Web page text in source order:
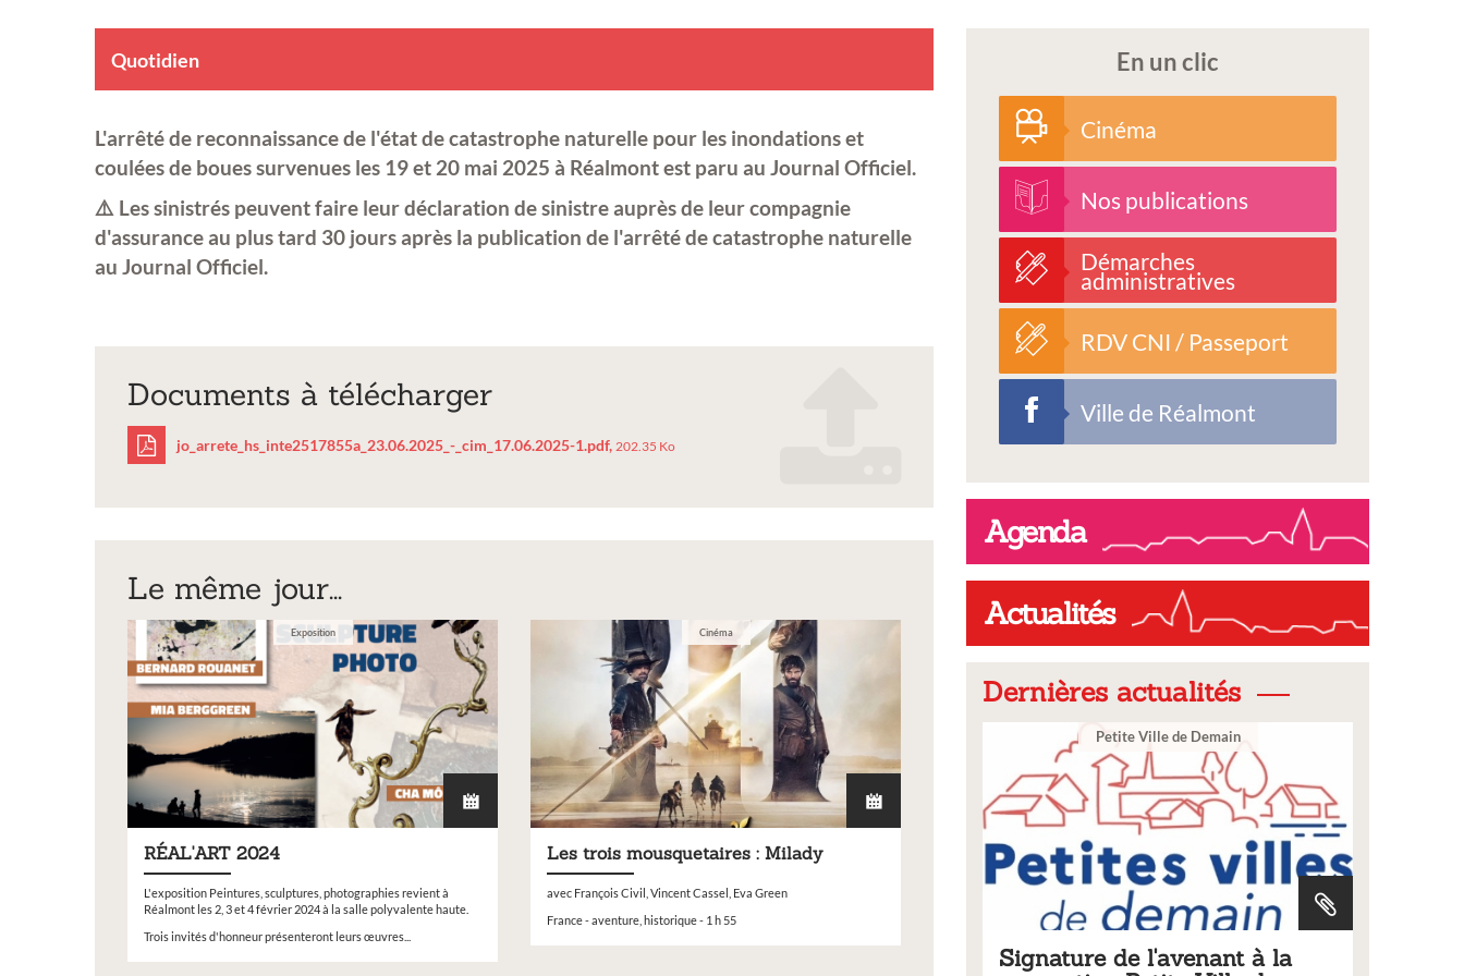
Quotidien
L'arrêté de reconnaissance de l'état de catastrophe naturelle pour les inondations et
coulées de boues survenues les 19 et 20 mai 2025 à Réalmont est paru au Journal Officiel.
⚠️ Les sinistrés peuvent faire leur déclaration de sinistre auprès de leur compagnie
d'assurance au plus tard 30 jours après la publication de l'arrêté de catastrophe naturelle
au Journal Officiel.
Documents à télécharger
jo_arrete_hs_inte2517855a_23.06.2025_-
_cim_17.06.2025-
1.pdf
jo_arrete_hs_inte2517855a_23.06.2025_-_cim_17.06.2025-1.pdf, 202.35 Ko
Le même jour...
Exposition
RÉAL'ART 2024
L'exposition Peintures, sculptures, photographies revient à
Réalmont les 2, 3 et 4 février 2024 à la salle polyvalente haute.
Trois invités d'honneur présenteront leurs œuvres...
Cinéma
Les trois mousquetaires : Milady
avec François Civil, Vincent Cassel, Eva Green
France - aventure, historique - 1 h 55
En un clic
Cinéma
Nos publications
Démarches
administratives
RDV CNI / Passeport
Ville de Réalmont
Agenda
Actualités
Dernières actualités
Exposition
Inscription Réal'Art 2026 -
Signature de l'avenant à la
Tarifs 2026 des services